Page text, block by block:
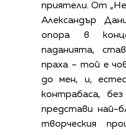
приятели. От
Александър
опора в
паданията,
праха – той е
до мен, и,
контрабаса,
представи най-
творческия